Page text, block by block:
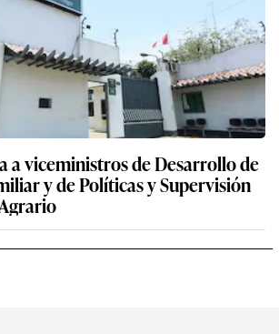
a viceministros de Desarrollo de
y de Políticas y Supervisión